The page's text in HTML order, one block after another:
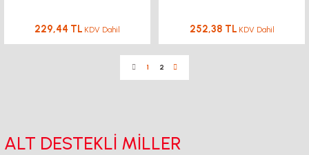
229,44 TL KDV Dahil 252,38 TL KDV Dahil
1 2
ALT DESTEKLİ MİLLER